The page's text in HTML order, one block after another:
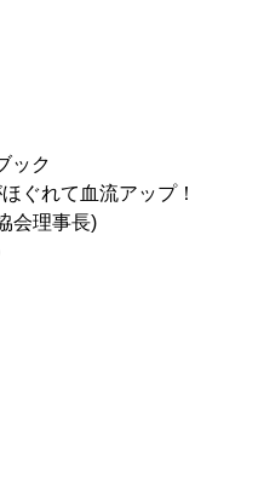
ック
れて血流アップ！
会理事長)